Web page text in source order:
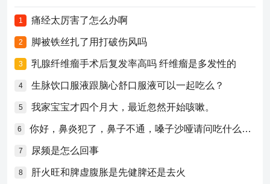
1 痛经太厉害了怎么办啊
2 脚被铁丝扎了用打破伤风吗
3 乳腺纤维瘤手术后复发率高吗 纤维瘤是多发性的
4 生脉饮口服液跟脑心舒口服液可以一起吃么？
5 我家宝宝才四个月大，最近忽然开始咳嗽。
6 你好，鼻炎犯了，鼻子不通，嗓子沙哑请问吃什么药比较好？
7 尿频是怎么回事
8 肝火旺和脾虚腹胀是先健脾还是去火